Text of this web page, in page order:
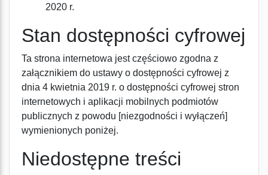
2020 r.
Stan dostępności cyfrowej
Ta strona internetowa jest częściowo zgodna z
załącznikiem do ustawy o dostępności cyfrowej z
dnia 4 kwietnia 2019 r. o dostępności cyfrowej stron
internetowych i aplikacji mobilnych podmiotów
publicznych z powodu [niezgodności i wyłączeń]
wymienionych poniżej.
Niedostępne treści